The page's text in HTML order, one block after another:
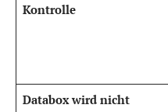
Kontrolle
Databox wird nicht